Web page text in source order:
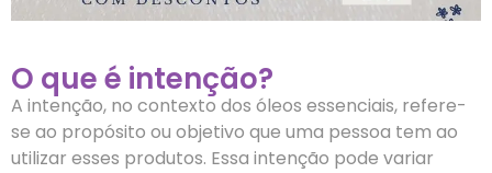
O que é intenção?
A intenção, no contexto dos óleos essenciais, refere-
se ao propósito ou objetivo que uma pessoa tem ao
utilizar esses produtos. Essa intenção pode variar